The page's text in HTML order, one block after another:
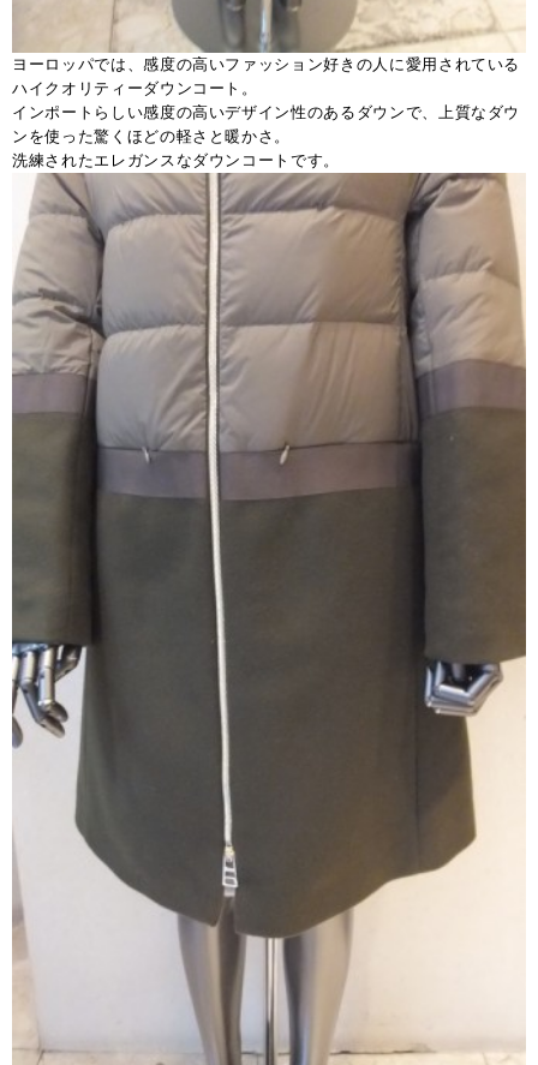
ヨーロッパでは、感度の高いファッション好きの人に愛用されている
ハイクオリティーダウンコート。
インポートらしい感度の高いデザイン性のあるダウンで、上質なダウ
ンを使った驚くほどの軽さと暖かさ。
洗練されたエレガンスなダウンコートです。